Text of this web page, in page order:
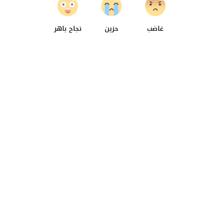
غاضب حزين نجاح باهر